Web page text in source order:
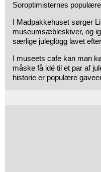
Soroptimisternes
I Madpakkehuset sørger
museumsæbleskiver, og
særlige juleglögg lavet
I museets cafe kan man
måske få idé til et par af
historie er populære